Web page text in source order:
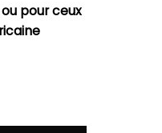
pour ceux